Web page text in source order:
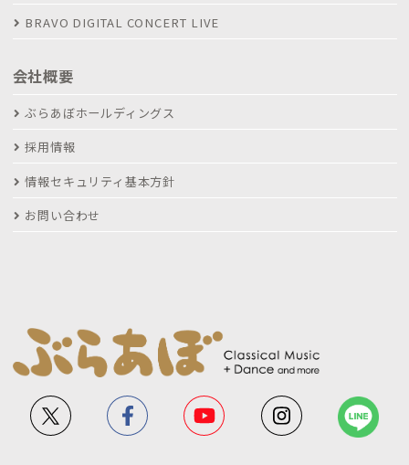
BRAVO DIGITAL CONCERT LIVE
会社概要
ぶらあぼホールディングス
採用情報
情報セキュリティ基本方針
お問い合わせ